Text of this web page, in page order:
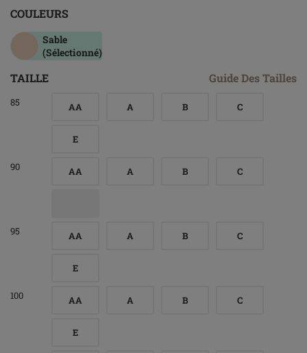
COULEURS
Sable
(Sélectionné)
TAILLE Guide Des Tailles
85 AA A B C
E
90 AA A B C
95 AA A B C
E
100 AA A B C
E